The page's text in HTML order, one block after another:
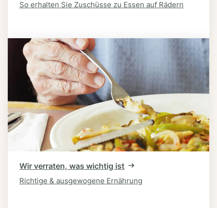
So erhalten Sie Zuschüsse zu Essen auf Rädern
Wir verraten, was wichtig ist
Richtige & ausgewogene Ernährung